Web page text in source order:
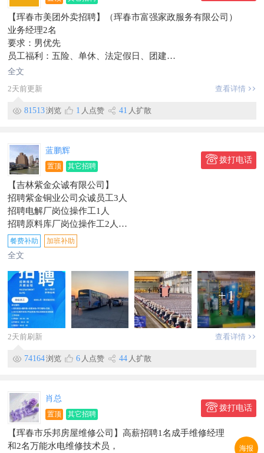
海报
【珲春市美团外卖招聘】（珲春市富强家政服务有限公司）
业务经理2名
要求：男优先
员工福利：五险、单休、法定假日、团建
提供：免费带薪培训，入职即有师傅一对一带教，上升空间大；
美团团队！
综合薪资：5000-8000元，多劳多得。
信息有效期到2026/10/08
全文
2天前更新
查看详情
81513浏览 1 人点赞 41 人扩散
蓝鹏辉
置顶 其它招聘
拨打电话
【吉林紫金众诚有限公司】
招聘紫金铜业公司众诚员工3人
招聘电解厂岗位操作工1人
招聘原料库厂岗位操作工2人
动力厂招聘2人大专以上学历
公司介绍：众诚公司主要服务于紫金矿业
提供五险，提供免费入职体检，免费公司通勤车
有工龄补助，福利食堂「公司提供70%减免自付只要每餐2-3
元」
月休4天以上，节日礼品
试用期工资3800+
工作地点工作地点珲春经济贸易合作区18号
信息有效期到2026/09/12
餐费补助 加班补助
全文
+1
2天前刷新 查看详情
74164浏览 6 人点赞 44 人扩散
肖总
置顶 其它招聘
拨打电话
【珲春市乐邦房屋维修公司】高薪招聘1名成手维修经理
和2名万能水电维修技术员，